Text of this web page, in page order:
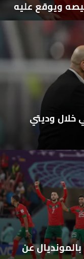
ويوقع عليه
خلال وديتي
شاركوا بالمونديال عن